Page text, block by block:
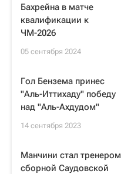
Бахрейна в матче
квалификации к
ЧМ-2026
05 сентября 2024
Гол Бензема принес
"Аль-Иттихаду" победу
над "Аль-Ахдудом"
14 сентября 2023
Манчини стал тренером
сборной Саудовской